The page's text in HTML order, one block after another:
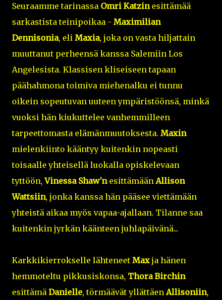
Seuraamme tarinassa Omri Katzinesittämää
sarkastista teinipoikaa - Maximilian
Dennisonia, eli Maxia, joka on vasta hiljattain
muuttanut perheensä kanssa Salemiin Los
Angelesista. Klassisen kliseiseen tapaan
päähahmona toimiva miehenalku ei tunnu
oikein sopeutuvan uuteen ympäristöönsä, minkä
vuoksi hän kiukuttelee vanhemmilleen
tarpeettomasta elämänmuutoksesta. Maxin
mielenkiinto kääntyy kuitenkin nopeasti
toisaalle yhteisellä luokalla opiskelevaan
tyttöön,Vinessa Shaw'nesittämään Allison
Wattsiin, jonka kanssa hän pääsee viettämään
yhteistä aikaa myös vapaa-ajallaan. Tilanne saa
kuitenkin jyrkän käänteen juhlapäivänä...
Karkkikierrokselle lähteneet Max ja hänen
hemmoteltu pikkusiskonsa, Thora Birchin
esittämä Danielle, törmäävät yllättäen Allisoniin,